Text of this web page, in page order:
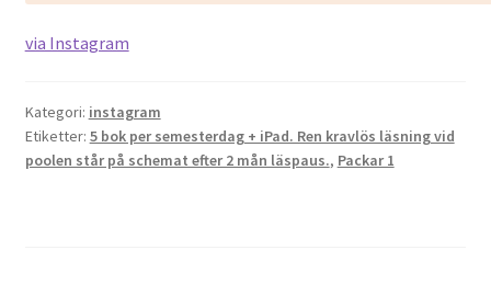
via Instagram
Kategori: instagram
Etiketter: 5 bok per semesterdag + iPad. Ren kravlös läsning vid
poolen står på schemat efter 2 mån läspaus., Packar 1